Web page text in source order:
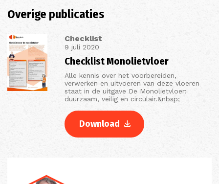
Overige publicaties
Checklist
9 juli 2020
Checklist Monolietvloer
Alle kennis over het voorbereiden,
verwerken en uitvoeren van deze vloeren
staat in de uitgave De Monolietvloer:
duurzaam, veilig en circulair.&nbsp;
Download